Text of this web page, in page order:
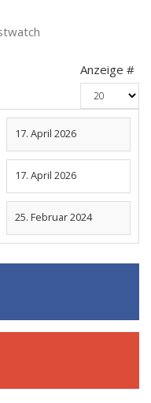
Anzeige #
17. April 2026
17. April 2026
25. Februar 2024